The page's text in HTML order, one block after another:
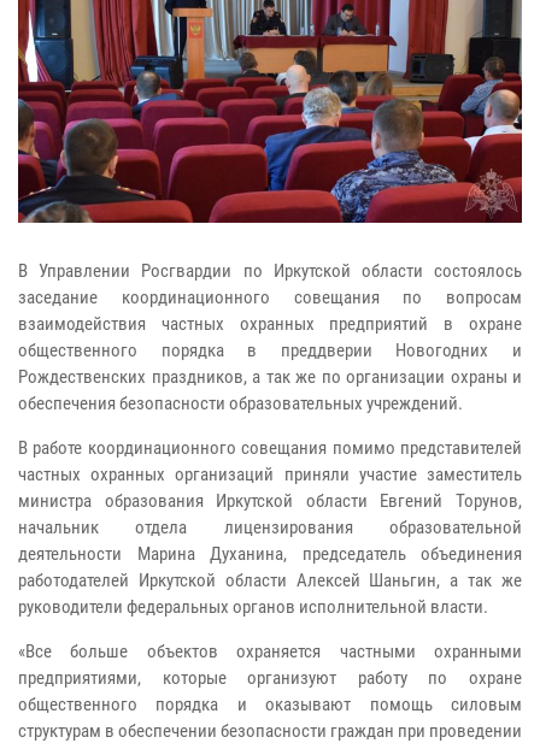
В Управлении Росгвардии по Иркутской области состоялось
заседание координационного совещания по вопросам
взаимодействия частных охранных предприятий в охране
общественного порядка в преддверии Новогодних и
Рождественских праздников, а так же по организации охраны и
обеспечения безопасности образовательных учреждений.
В работе координационного совещания помимо представителей
частных охранных организаций приняли участие заместитель
министра образования Иркутской области Евгений Торунов,
начальник отдела лицензирования образовательной
деятельности Марина Духанина, председатель объединения
работодателей Иркутской области Алексей Шаньгин, а так же
руководители федеральных органов исполнительной власти.
«Все больше объектов охраняется частными охранными
предприятиями, которые организуют работу по охране
общественного порядка и оказывают помощь силовым
структурам в обеспечении безопасности граждан при проведении